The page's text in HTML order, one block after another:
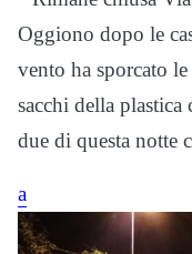
Oggiono dopo le
vento ha sporcato
sacchi della plastica
due di questa notte
a